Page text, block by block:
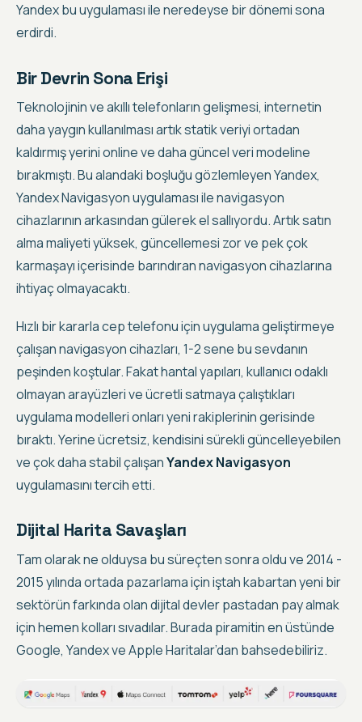
Yandex bu uygulaması ile neredeyse bir dönemi sona
erdirdi.
Bir Devrin Sona Erişi
Teknolojinin ve akıllı telefonların gelişmesi, internetin
daha yaygın kullanılması artık statik veriyi ortadan
kaldırmış yerini online ve daha güncel veri modeline
bırakmıştı. Bu alandaki boşluğu gözlemleyen Yandex,
Yandex Navigasyon uygulaması ile navigasyon
cihazlarının arkasından gülerek el sallıyordu. Artık satın
alma maliyeti yüksek, güncellemesi zor ve pek çok
karmaşayı içerisinde barındıran navigasyon cihazlarına
ihtiyaç olmayacaktı.
Hızlı bir kararla cep telefonu için uygulama geliştirmeye
çalışan navigasyon cihazları, 1-2 sene bu sevdanın
peşinden koştular. Fakat hantal yapıları, kullanıcı odaklı
olmayan arayüzleri ve ücretli satmaya çalıştıkları
uygulama modelleri onları yeni rakiplerinin gerisinde
bıraktı. Yerine ücretsiz, kendisini sürekli güncelleyebilen
ve çok daha stabil çalışanYandex Navigasyon
uygulamasını tercih etti.
Dijital Harita Savaşları
Tam olarak ne olduysa bu süreçten sonra oldu ve 2014 -
2015 yılında ortada pazarlama için iştah kabartan yeni bir
sektörün farkında olan dijital devler pastadan pay almak
için hemen kolları sıvadılar. Burada piramitin en üstünde
Google, Yandex ve Apple Haritalar’dan bahsedebiliriz.